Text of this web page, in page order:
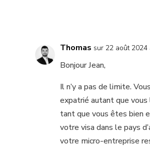
Thomas sur 22 août 2024
Bonjour Jean,
Il n’y a pas de limite.
expatrié autant que vous
tant que vous êtes bien
votre visa dans le pays
votre micro-entreprise